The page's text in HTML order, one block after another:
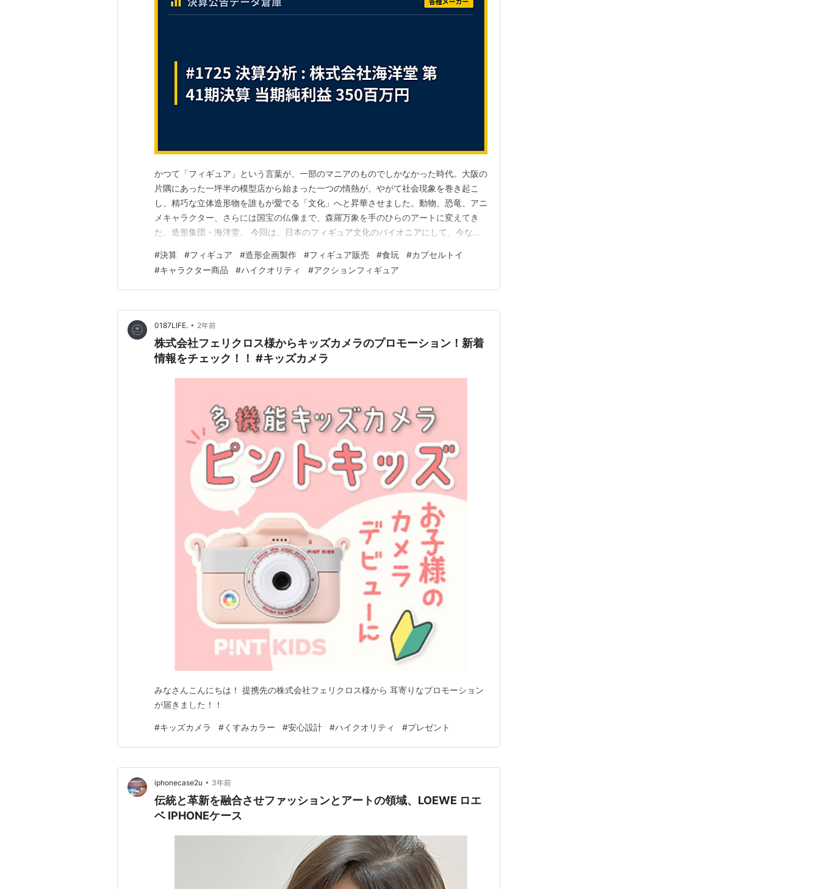
かつて「フィギュア」という言葉が、一部のマニアのものでしかなかった時代。大阪の
片隅にあった一坪半の模型店から始まった一つの情熱が、やがて社会現象を巻き起こ
し、精巧な立体造形物を誰もが愛でる「文化」へと昇華させました。動物、恐竜、アニ
メキャラクター、さらには国宝の仏像まで、森羅万象を手のひらのアートに変えてき
た、造形集団・海洋堂。 今回は、日本のフィギュア文化のパイオニアにして、今なお
きたのは、過去の苦境を乗り越え、その圧倒的な創造力で力強い復活を遂げつつある、
不屈のクリエイター集団の姿でした。 20250331_41…
#決算 #フィギュア #造形企画製作 #フィギュア販売 #食玩 #カプセルトイ
#キャラクター商品 #ハイクオリティ #アクションフィギュア
0187LIFE. • 2年前
株式会社フェリクロス様からキッズカメラのプロモーション！新着
情報をチェック！！ #キッズカメラ
みなさんこんにちは！ 提携先の株式会社フェリクロス様から 耳寄りなプロモーション
が届きました！！
#キッズカメラ #くすみカラー #安心設計 #ハイクオリティ #プレゼント
iphonecase2u • 3年前
伝統と革新を融合させファッションとアートの領域、LOEWE ロエ
ベ IPHONEケース